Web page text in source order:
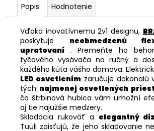
Popis Hodnotenie
Vďaka inovatívnemu 2v1 designu,
poskytuje neobmedzenú
upratovaní . Premeňte ho
tyčového vysávača na ručný a
každého kúta vášho domova.
LED osvetlenímzaručuje dokonalú
tých najmenej osvetlených
čo štrbinová hubica vám umožní
aj tie najužšie medzery.
Skladacia rukoväť a elegantný
Tuuli zaisťujú, že jeho skladovanie